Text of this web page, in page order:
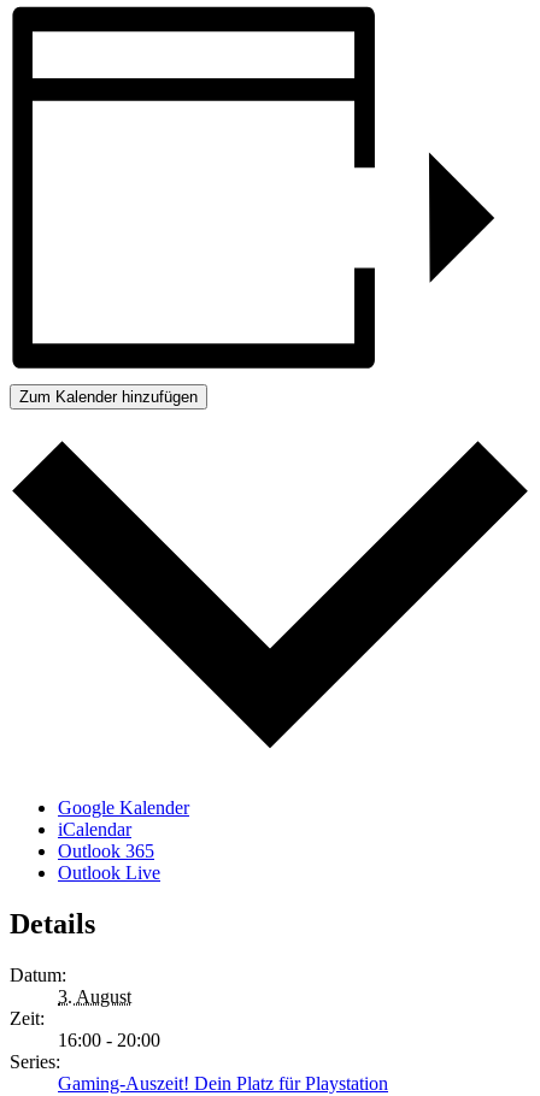
Zum Kalender hinzufügen
Google Kalender
iCalendar
Outlook 365
Outlook Live
Details
Datum:
3. August
Zeit:
16:00 - 20:00
Series:
Gaming-Auszeit! Dein Platz für Playstation